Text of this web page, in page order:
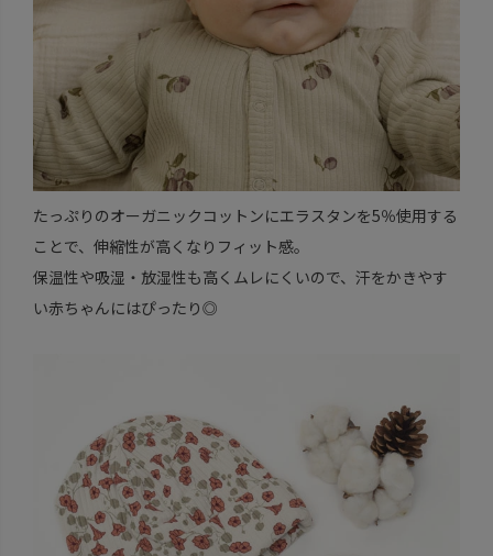
たっぷりのオーガニックコットンにエラスタンを5％使用する
ことで、伸縮性が高くなりフィット感。
保温性や吸湿・放湿性も高くムレにくいので、汗をかきやす
い赤ちゃんにはぴったり◎